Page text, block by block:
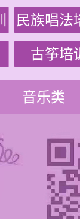
民族唱法
古筝培
音乐类